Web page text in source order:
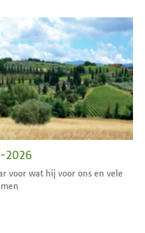
2026
voor wat hij voor ons en vele